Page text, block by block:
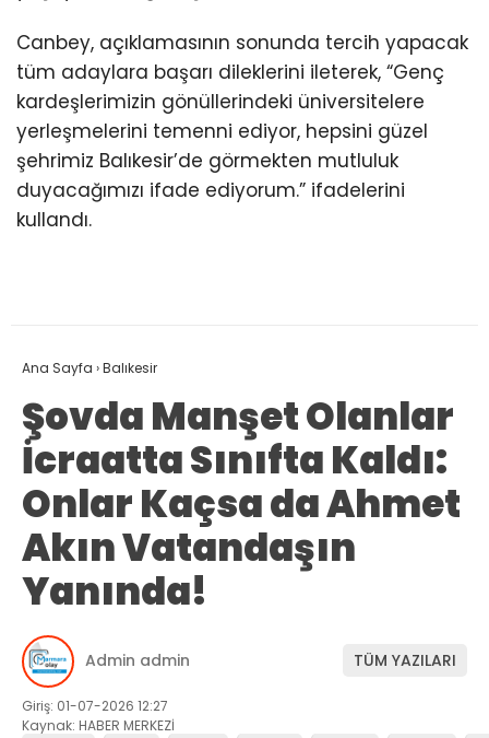
Canbey, açıklamasının sonunda tercih yapacak
tüm adaylara başarı dileklerini ileterek, “Genç
kardeşlerimizin gönüllerindeki üniversitelere
yerleşmelerini temenni ediyor, hepsini güzel
şehrimiz Balıkesir’de görmekten mutluluk
duyacağımızı ifade ediyorum.” ifadelerini
kullandı.
Ana Sayfa ›Balıkesir
Şovda Manşet Olanlar
İcraatta Sınıfta Kaldı:
Onlar Kaçsa da Ahmet
Akın Vatandaşın
Yanında!
Admin admin TÜM YAZILARI
Giriş: 01-07-2026 12:27
Kaynak: HABER MERKEZİ